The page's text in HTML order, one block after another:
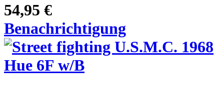
54,95 €
Benachrichtigung